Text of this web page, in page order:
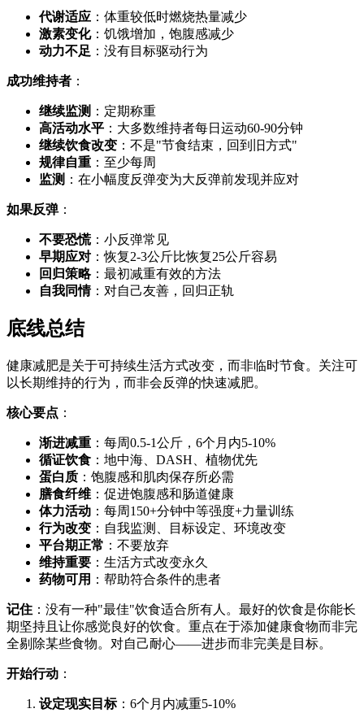
代谢适应 ：体重较低时燃烧热量减少
激素变化：饥饿增加，饱腹感减少
动力不足 ：没有目标驱动行为
成功维持者 ：
继续监测 ：定期称重
高活动水平 ：大多数维持者每日运动60-90分钟
继续饮食改变 ：不是"节食结束，回到旧方式"
规律自重 ：至少每周
监测 ：在小幅度反弹变为大反弹前发现并应对
如果反弹：
不要恐慌 ：小反弹常见
早期应对 ：恢复2-3公斤比恢复25公斤容易
回归策略：最初减重有效的方法
自我同情：对自己友善，回归正轨
底线总结
健康减肥是关于可持续生活方式改变，而非临时节食。关注可
以长期维持的行为，而非会反弹的快速减肥。
核心要点 ：
渐进减重 ：每周0.5-1公斤，6个月内5-10%
循证饮食 ：地中海、DASH、植物优先
蛋白质 ：饱腹感和肌肉保存所必需
膳食纤维 ：促进饱腹感和肠道健康
体力活动 ：每周150+分钟中等强度+力量训练
行为改变 ：自我监测、目标设定、环境改变
平台期正常 ：不要放弃
维持重要 ：生活方式改变永久
药物可用 ：帮助符合条件的患者
记住 ：没有一种"最佳"饮食适合所有人。最好的饮食是你能长
期坚持且让你感觉良好的饮食。重点在于添加健康食物而非完
全剔除某些食物。对自己耐心——进步而非完美是目标。
开始行动 ：
设定现实目标：6个月内减重5-10%